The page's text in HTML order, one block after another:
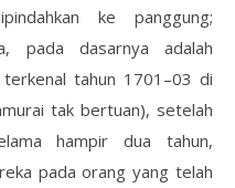
ke panggung;
pada dasarnya adalah
tahun 1701–03 di
tak bertuan), setelah
hampir dua tahun,
pada orang yang telah